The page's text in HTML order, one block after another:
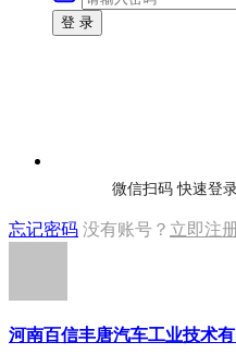
登 录
微信扫码 快速登
忘记密码 没有账号？ 立即注
河南百信丰唐汽车工业技术有